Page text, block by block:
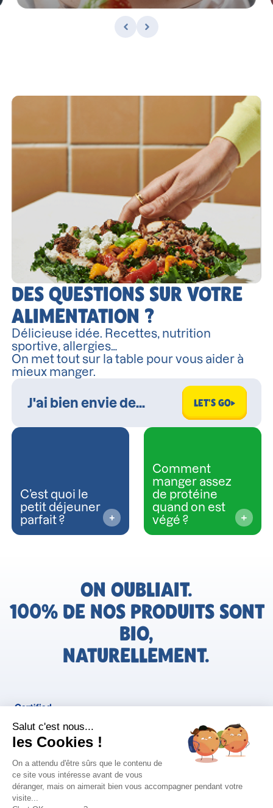
DES QUESTIONS SUR VOTRE
ALIMENTATION ?
Délicieuse idée. Recettes, nutrition
sportive, allergies…
On met tout sur la table pour vous aider à
mieux manger.
LET'S GO
C’est quoi le
petit déjeuner
parfait ?
Comment
manger assez
de protéine
quand on est
végé ?
ON OUBLIAIT.
100% DE NOS PRODUITS SONT
BIO,
NATURELLEMENT.
FR
Bjorg pour les pros
Politique de confidentialité
Instagram Facebook